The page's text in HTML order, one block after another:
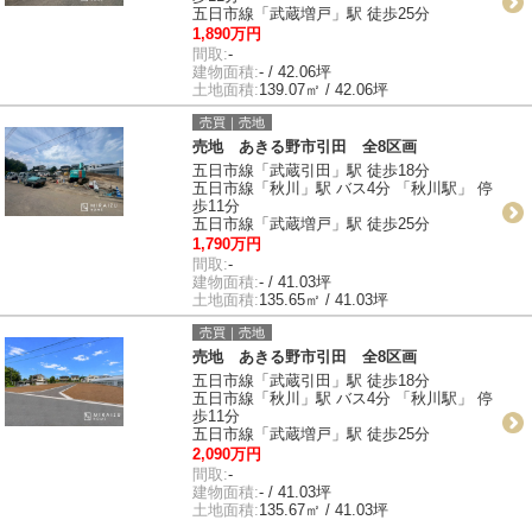
五日市線「武蔵増戸」駅 徒歩25分
1,890万円
間取:-
建物面積:- / 42.06坪
土地面積:139.07㎡ / 42.06坪
売買｜売地
売地 あきる野市引田 全8区画
五日市線「武蔵引田」駅 徒歩18分
五日市線「秋川」駅 バス4分 「秋川駅」 停
歩11分
五日市線「武蔵増戸」駅 徒歩25分
1,790万円
間取:-
建物面積:- / 41.03坪
土地面積:135.65㎡ / 41.03坪
売買｜売地
売地 あきる野市引田 全8区画
五日市線「武蔵引田」駅 徒歩18分
五日市線「秋川」駅 バス4分 「秋川駅」 停
歩11分
五日市線「武蔵増戸」駅 徒歩25分
2,090万円
間取:-
建物面積:- / 41.03坪
土地面積:135.67㎡ / 41.03坪